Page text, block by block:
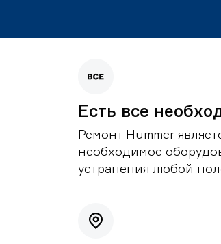
Есть все
Ремонт Hummer
необходимое
устранения любой